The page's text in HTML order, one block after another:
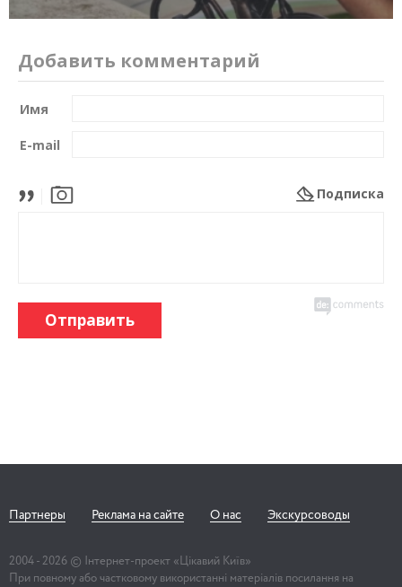
Добавить комментарий
Имя
E-mail
Подписка
Отправить
Партнеры Реклама на сайте О нас Экскурсоводы
2004 - 2026 © Інтернет-проект «Цікавий Київ»
При повному або частковому використанні матеріалів посилання на